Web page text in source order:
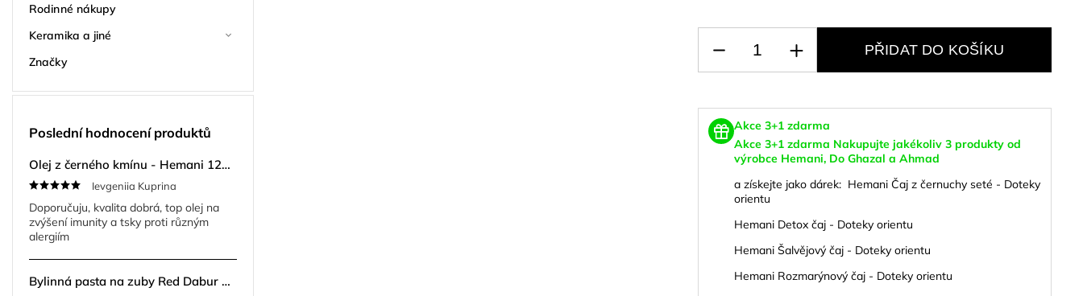
Rodinné nákupy
Keramika a jiné
Značky
Poslední hodnocení produktů
Olej z černého kmínu - Hemani 125ml
Ievgeniia Kuprina
Doporučuju, kvalita dobrá, top olej na
zvýšení imunity a tsky proti různým
alergiím
Bylinná pasta na zuby Red Dabur Herbal 200 g + kartáček ZDARMA
PŘIDAT DO KOŠÍKU
Akce 3+1 zdarma
Akce 3+1 zdarma Nakupujte jakékoliv 3 produkty od
výrobce Hemani, Do Ghazal a Ahmad
a získejte jako dárek: Hemani Čaj z černuchy seté - Doteky
orientu
Hemani Detox čaj - Doteky orientu
Hemani Šalvějový čaj - Doteky orientu
Hemani Rozmarýnový čaj - Doteky orientu